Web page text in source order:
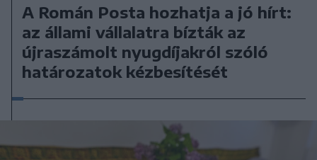
A Román Posta hozhatja a jó hírt:
az állami vállalatra bízták az
újraszámolt nyugdíjakról szóló
határozatok kézbesítését